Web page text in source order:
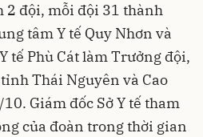
2 đội, mỗi đội 31 thành
tâm Y tế Quy Nhơn và
tế Phù Cát làm Trưởng đội,
Thái Nguyên và Cao
Giám đốc Sở Y tế tham
của đoàn trong thời gian